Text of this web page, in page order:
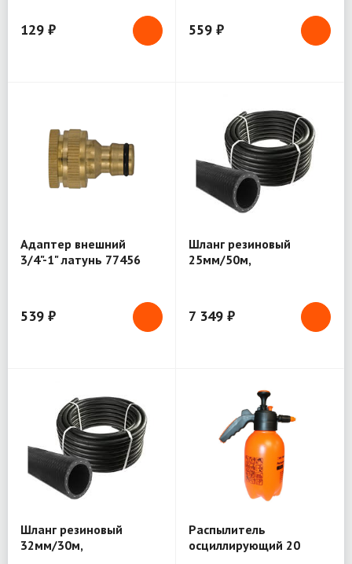
129 ₽ 559 ₽
Адаптер внешний
3/4"-1" латунь 77456
539 ₽
Шланг резиновый
25мм/50м,
7 349 ₽
Шланг резиновый
32мм/30м,
Распылитель
осциллирующий 20